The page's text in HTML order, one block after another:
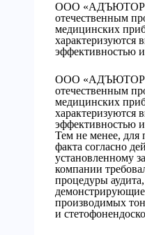
ООО «АДЪЮТОР»
отечественным
медицинских
характеризуются
эффективностью
ООО «АДЪЮТОР»
отечественным
медицинских
характеризуются
эффективностью
Тем не менее, для
факта согласно
установленному
компании
процедуры
демонстрирующие
производимых
и